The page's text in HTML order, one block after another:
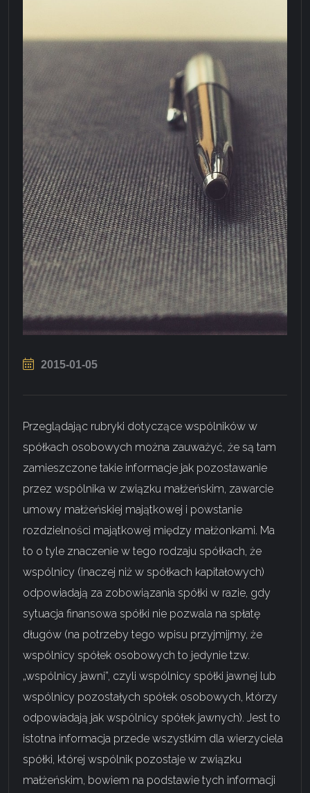
2015-01-05
Przeglądając rubryki dotyczące wspólników w
spółkach osobowych można zauważyć, że są tam
zamieszczone takie informacje jak pozostawanie
przez wspólnika w związku małżeńskim, zawarcie
umowy małżeńskiej majątkowej i powstanie
rozdzielności majątkowej między małżonkami. Ma
to o tyle znaczenie w tego rodzaju spółkach, że
wspólnicy (inaczej niż w spółkach kapitałowych)
odpowiadają za zobowiązania spółki w razie, gdy
sytuacja finansowa spółki nie pozwala na spłatę
długów (na potrzeby tego wpisu przyjmijmy, że
wspólnicy spółek osobowych to jedynie tzw.
„wspólnicy jawni”, czyli wspólnicy spółki jawnej lub
wspólnicy pozostałych spółek osobowych, którzy
odpowiadają jak wspólnicy spółek jawnych). Jest to
istotna informacja przede wszystkim dla wierzyciela
spółki, której wspólnik pozostaje w związku
małżeńskim, bowiem na podstawie tych informacji